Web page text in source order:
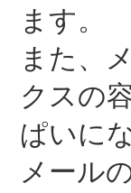
ます。
また、
クスの
ぱいに
メール